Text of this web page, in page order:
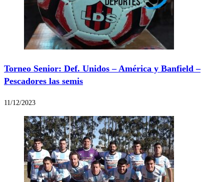
Torneo Senior: Def. Unidos – América y Banfield –
Pescadores las semis
11/12/2023